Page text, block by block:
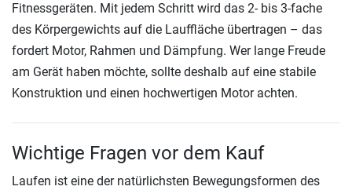
Fitnessgeräten. Mit jedem Schritt wird das 2- bis 3-fache
des Körpergewichts auf die Lauffläche übertragen – das
fordert Motor, Rahmen und Dämpfung. Wer lange Freude
am Gerät haben möchte, sollte deshalb auf eine stabile
Konstruktion und einen hochwertigen Motor achten.
Wichtige Fragen vor dem Kauf
Laufen ist eine der natürlichsten Bewegungsformen des